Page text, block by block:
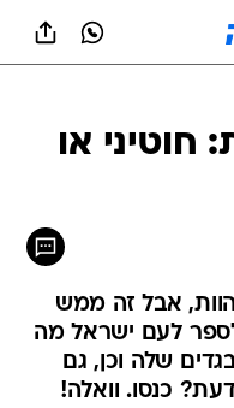
חוטיני או
אבל זה ממש
לעם ישראל מה
שלה וכן, גם
כנסו. וואלה!